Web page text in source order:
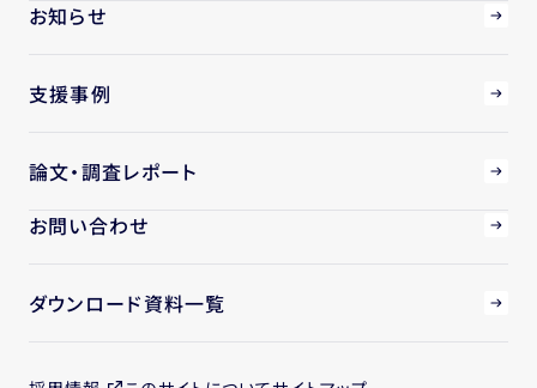
お知らせ
支援事例
論文・調査レポート
お問い合わせ
ダウンロード資料一覧